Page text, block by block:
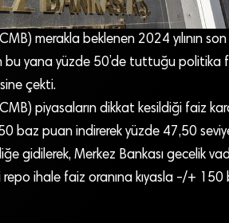
merakla beklenen 2024 yılının son
bu yana yüzde 50’de tuttuğu politika
çekti.
piyasaların dikkat kesildiği faiz
baz puan indirerek yüzde 47,50
gidilerek, Merkez Bankası gecelik
ihale faiz oranına kıyasla -/+ 150